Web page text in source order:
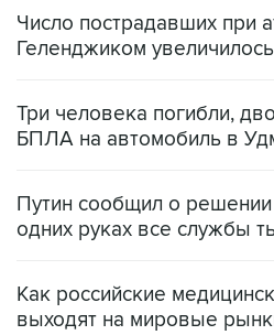
Число пострадавших при
Геленджиком
Три человека погибли,
БПЛА на автомобиль в
Путин сообщил о решении
одних руках все службы
Как российские
выходят на мировые